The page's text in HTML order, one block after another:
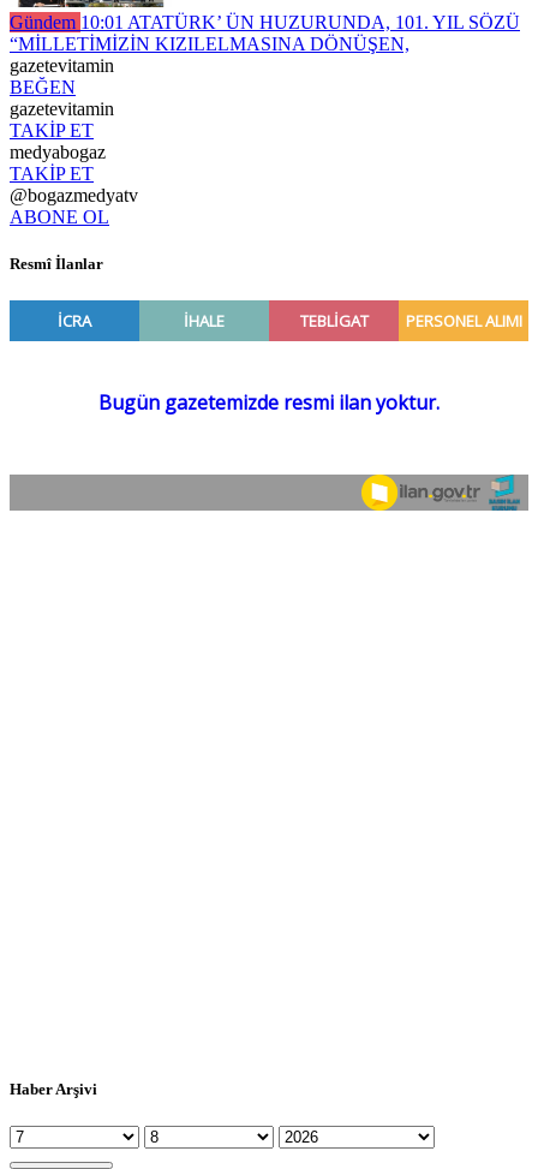
Gündem 10:01 ATATÜRK’ ÜN HUZURUNDA, 101. YIL SÖZÜ
“MİLLETİMİZİN KIZILELMASINA DÖNÜŞEN,
gazetevitamin
BEĞEN
gazetevitamin
TAKİP ET
medyabogaz
TAKİP ET
@bogazmedyatv
ABONE OL
Resmî İlanlar
Haber Arşivi